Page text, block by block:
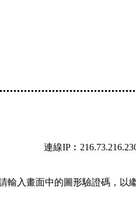
連線
輸入畫面中的圖形驗證碼，以